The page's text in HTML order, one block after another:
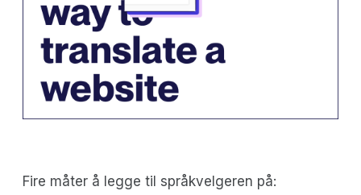
Fire måter å legge til språkvelgeren på: